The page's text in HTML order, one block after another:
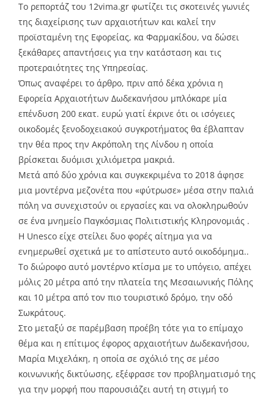
Το ρεπορτάζ του 12vima.gr φωτίζει τις σκοτεινές γωνιές
της διαχείρισης των αρχαιοτήτων και καλεί την
προϊσταμένη της Εφορείας, κα Φαρμακίδου, να δώσει
ξεκάθαρες απαντήσεις για την κατάσταση και τις
προτεραιότητες της Υπηρεσίας.
Όπως αναφέρει το άρθρο, πριν από δέκα χρόνια η
Εφορεία Αρχαιοτήτων Δωδεκανήσου μπλόκαρε μία
επένδυση 200 εκατ. ευρώ γιατί έκρινε ότι οι ισόγειες
οικοδομές ξενοδοχειακού συγκροτήματος θα έβλαπταν
την θέα προς την Ακρόπολη της Λίνδου η οποία
βρίσκεται δυόμισι χιλιόμετρα μακριά.
Μετά από δύο χρόνια και συγκεκριμένα το 2018 άφησε
μια μοντέρνα μεζονέτα που «φύτρωσε» μέσα στην παλιά
πόλη να συνεχιστούν οι εργασίες και να ολοκληρωθούν
σε ένα μνημείο Παγκόσμιας Πολιτιστικής Κληρονομιάς .
Η Unesco είχε στείλει δυο φορές αίτημα για να
ενημερωθεί σχετικά με το απίστευτο αυτό οικοδόμημα..
Το διώροφο αυτό μοντέρνο κτίσμα με το υπόγειο, απέχει
μόλις 20 μέτρα από την πλατεία της Μεσαιωνικής Πόλης
και 10 μέτρα από τον πιο τουριστικό δρόμο, την οδό
Σωκράτους.
Στο μεταξύ σε παρέμβαση προέβη τότε για το επίμαχο
θέμα και η επίτιμος έφορος αρχαιοτήτων Δωδεκανήσου,
Μαρία Μιχελάκη, η οποία σε σχόλιό της σε μέσο
κοινωνικής δικτύωσης, εξέφρασε τον προβληματισμό της
για την μορφή που παρουσιάζει αυτή τη στιγμή το